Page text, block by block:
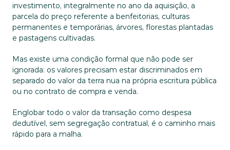
investimento, integralmente no ano da aquisição, a
parcela do preço referente a benfeitorias, culturas
permanentes e temporárias, árvores, florestas plantadas
e pastagens cultivadas.
Mas existe uma condição formal que não pode ser
ignorada: os valores precisam estar discriminados em
separado do valor da terra nua na própria escritura pública
ou no contrato de compra e venda.
Englobar todo o valor da transação como despesa
dedutível, sem segregação contratual, é o caminho mais
rápido para a malha.